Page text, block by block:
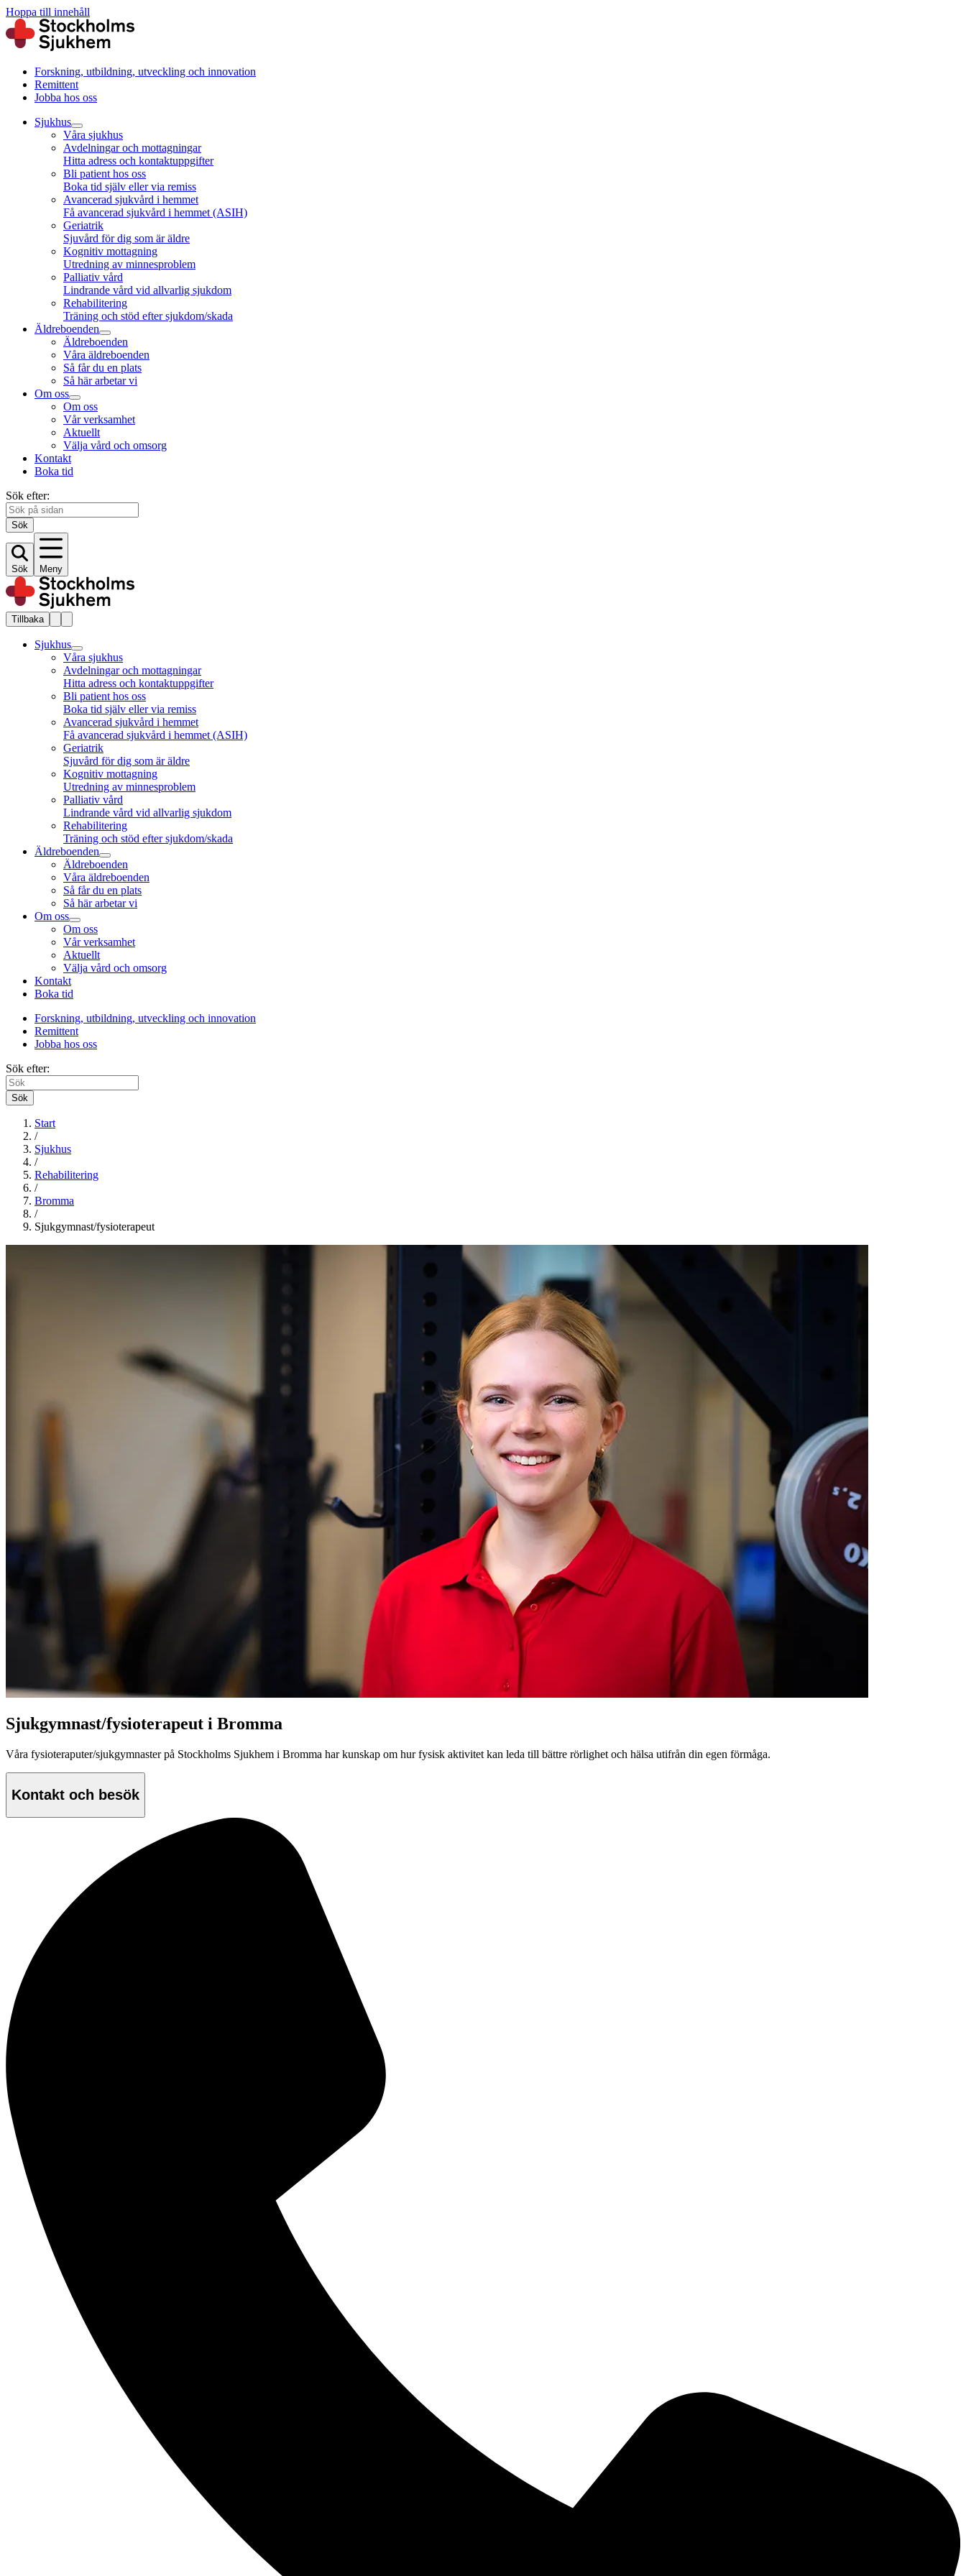
Hoppa till innehåll
Forskning, utbildning, utveckling och innovation
Remittent
Jobba hos oss
Sjukhus
Våra sjukhus
Avdelningar och mottagningar
Hitta adress och kontaktuppgifter
Bli patient hos oss
Boka tid själv eller via remiss
Avancerad sjukvård i hemmet
Få avancerad sjukvård i hemmet (ASIH)
Geriatrik
Sjuvård för dig som är äldre
Kognitiv mottagning
Utredning av minnesproblem
Palliativ vård
Lindrande vård vid allvarlig sjukdom
Rehabilitering
Träning och stöd efter sjukdom/skada
Äldreboenden
Äldreboenden
Våra äldreboenden
Så får du en plats
Så här arbetar vi
Om oss
Om oss
Vår verksamhet
Aktuellt
Välja vård och omsorg
Kontakt
Boka tid
Sök efter:
Sök
Sök Meny
Tillbaka
Sjukhus
Våra sjukhus
Avdelningar och mottagningar
Hitta adress och kontaktuppgifter
Bli patient hos oss
Boka tid själv eller via remiss
Avancerad sjukvård i hemmet
Få avancerad sjukvård i hemmet (ASIH)
Geriatrik
Sjuvård för dig som är äldre
Kognitiv mottagning
Utredning av minnesproblem
Palliativ vård
Lindrande vård vid allvarlig sjukdom
Rehabilitering
Träning och stöd efter sjukdom/skada
Äldreboenden
Äldreboenden
Våra äldreboenden
Så får du en plats
Så här arbetar vi
Om oss
Om oss
Vår verksamhet
Aktuellt
Välja vård och omsorg
Kontakt
Boka tid
Forskning, utbildning, utveckling och innovation
Remittent
Jobba hos oss
Sök efter:
Sök
Start
/
Sjukhus
/
Rehabilitering
/
Bromma
/
Sjukgymnast/fysioterapeut
Sjukgymnast/fysioterapeut i Bromma
Våra fysioteraputer/sjukgymnaster på Stockholms Sjukhem i Bromma har kunskap om hur fysisk aktivitet kan leda till bättre rörlighet och hälsa utifrån din egen förmåga.
Kontakt och besök